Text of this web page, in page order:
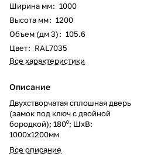
Ширина мм: 1000
Высота мм: 1200
Объем (дм 3): 105.6
Цвет: RAL7035
Все характеристики
Описание
Двухстворчатая сплошная дверь
(замок под ключ с двойной
бородкой); 180⁰; ШхВ:
1000х1200мм
Все описание